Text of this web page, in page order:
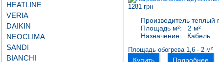
HEATLINE
VERIA
DAIKIN
NEOCLIMA
SANDI
BIANCHI
1281 грн
Производитель теплый
Площадь м²:
2 м²
Назначение:
Кабель
Площадь обогрева 1,6 - 2 м²
Купить Подробнее